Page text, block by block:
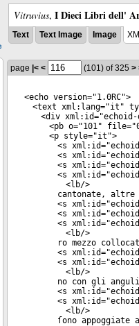
Vitruvius, I Dieci Libri dell'
Text Text Image Image
page |< < (101) of 325 >
<echo version="1.0RC">
<text xml:lang="it "
<div xml:id="echoid-
<pb o="101" file="
<p style="it ">
<s xml:id="
<s xml:id="
<s xml:id="
<s xml:id="
<lb/>
cantonate,
<s xml:id="
<s xml:id="
<s xml:id="
<lb/>
ro mezzo
<s xml:id="
<s xml:id="
<lb/>
no con gli
<s xml:id="
<s xml:id="
<lb/>
ſono